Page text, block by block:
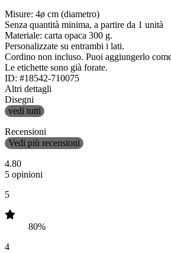
Misure: 4ø cm (diametro)
Senza quantità minima, a partire da 1 unità
Materiale: carta opaca 300 g.
Personalizzate su entrambi i lati.
Cordino non incluso. Puoi aggiungerlo
Le etichette sono già forate.
ID: #18542-710075
Altri dettagli
Disegni
vedi tutti
Recensioni
Vedi più recensioni
4.80
5 opinioni
5
80%
4